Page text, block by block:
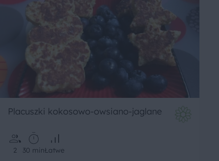
Placuszki kokosowo-owsiano-jaglane
2 30 minŁatwe